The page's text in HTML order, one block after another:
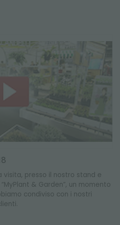
visita, presso il nostro stand e
& Garden”, un momento
condiviso con i nostri